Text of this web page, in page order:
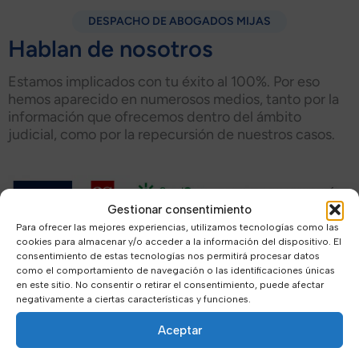
Gestionar consentimiento
Para ofrecer las mejores experiencias, utilizamos tecnologías como las
cookies para almacenar y/o acceder a la información del dispositivo. El
consentimiento de estas tecnologías nos permitirá procesar datos
como el comportamiento de navegación o las identificaciones únicas
en este sitio. No consentir o retirar el consentimiento, puede afectar
negativamente a ciertas características y funciones.
Aceptar
DESPACHO DE ABOGADOS MIJAS
Hablan de nosotros
Estamos implicados con tu éxito al 100%. Por eso
hemos aparecido en numerosos medios, tanto por la
información que ofrecemos dentro del ámbito
judicial, como por la repecursión de nuestros casos.